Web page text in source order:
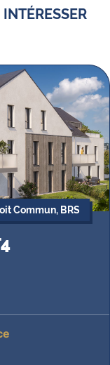
Commun, BRS